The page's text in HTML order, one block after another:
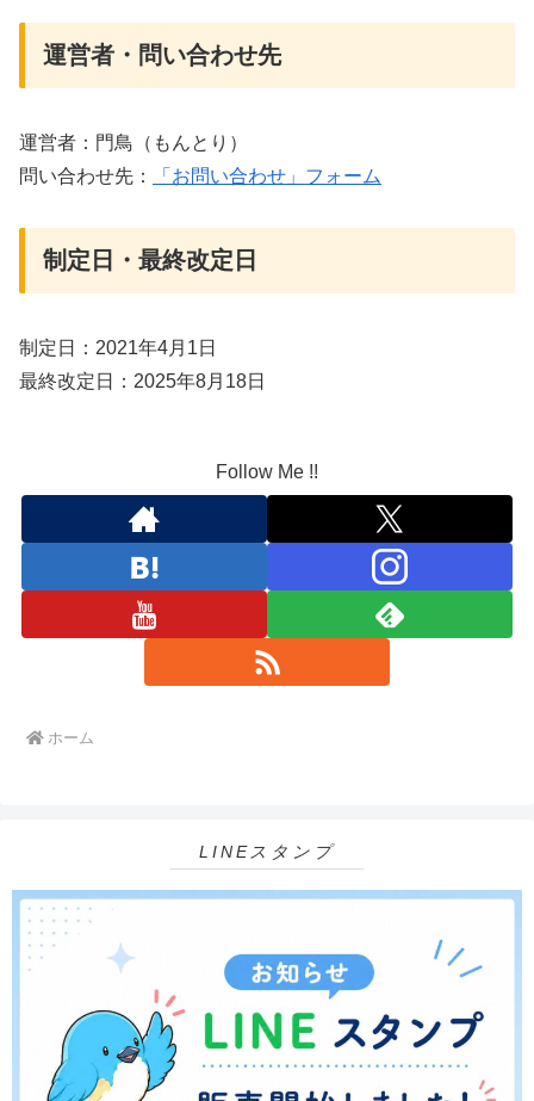
運営者・問い合わせ先
運営者：門鳥（もんとり）
問い合わせ先：
「お問い合わせ」フォーム
制定日・最終改定日
制定日：2021年4月1日
最終改定日：2025年8月18日
Follow Me !!
ホーム
LINEスタンプ